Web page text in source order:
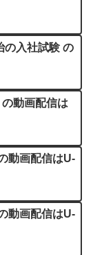
の入社試験 の
動画配信は
動画配信はU-
動画配信はU-